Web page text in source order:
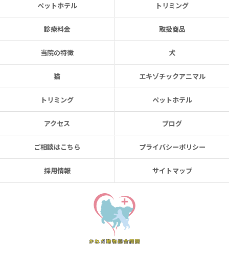
ペットホテル トリミング
診療料金 取扱商品
当院の特徴 犬
猫 エキゾチックアニマル
トリミング ペットホテル
アクセス ブログ
ご相談はこちら プライバシーポリシー
採用情報 サイトマップ